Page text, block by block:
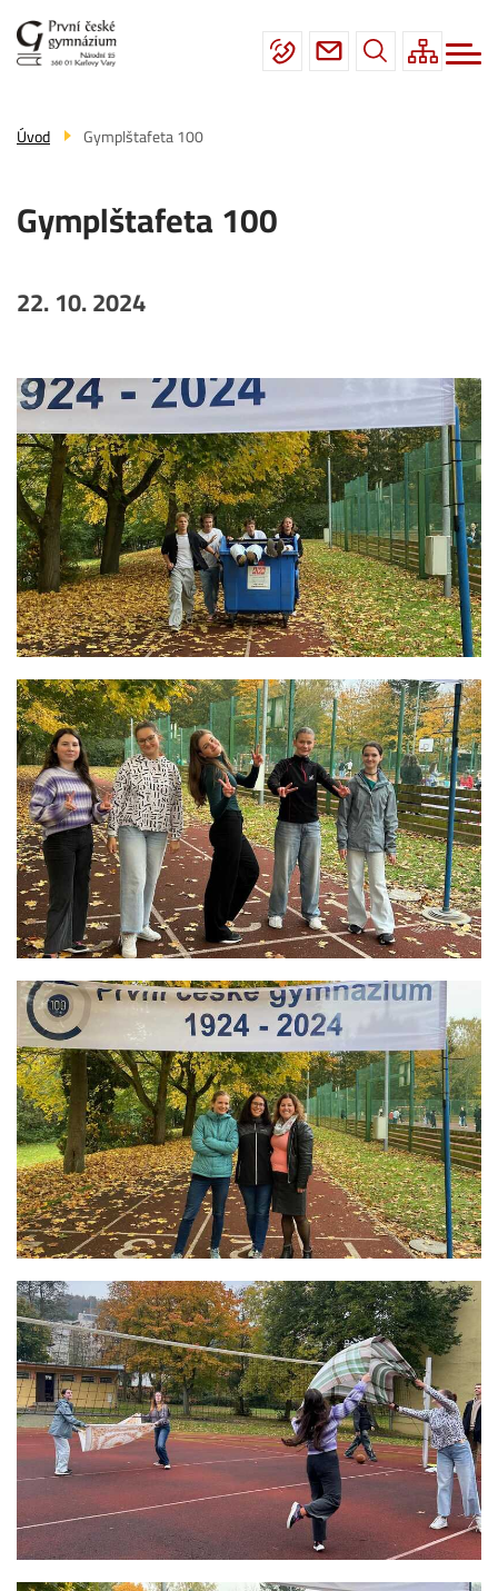
Přejít
hlavnímu
Menu
navigace
Škola
Studium
Kontakty
Úvod Gymplštafeta 100
Gymplštafeta 100
22. 10. 2024